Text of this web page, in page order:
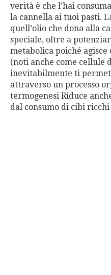
verità è che l’hai
la cannella ai tuoi pasti.
quell’olio che dona alla
speciale, oltre a
metabolica poiché
(noti anche come cellule
inevitabilmente ti
attraverso un processo
termogenesi Riduce
dal consumo di cibi ricchi